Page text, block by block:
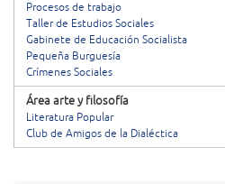
Procesos de trabajo
Taller de Estudios Sociales
Gabinete de Educación Socialista
Pequeña Burguesía
Crímenes Sociales
Área arte y filosofía
Literatura Popular
Club de Amigos de la Dialéctica